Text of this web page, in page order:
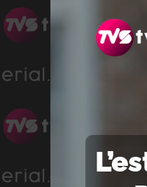
navigazione
contenuto